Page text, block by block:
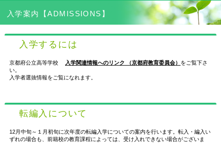
入学案内 【ADMISSIONS】
入学するには
京都府公立高等学校 入学関連情報へのリンク （京都府教育委員会） をご覧下さ
い。
入学者選抜情報をご覧になれます。
転編入について
12月中旬～１月初旬に次年度の転編入学についての案内を行います。転入・編入い
ずれの場合も、前籍校の教育課程によっては、受け入れできない場合がございま